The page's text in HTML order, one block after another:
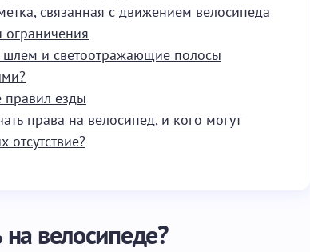
связанная с движением велосипеда
ограничения
шлем и светоотражающие полосы
езды
права на велосипед, и кого могут
отсутствие?
велосипеде?